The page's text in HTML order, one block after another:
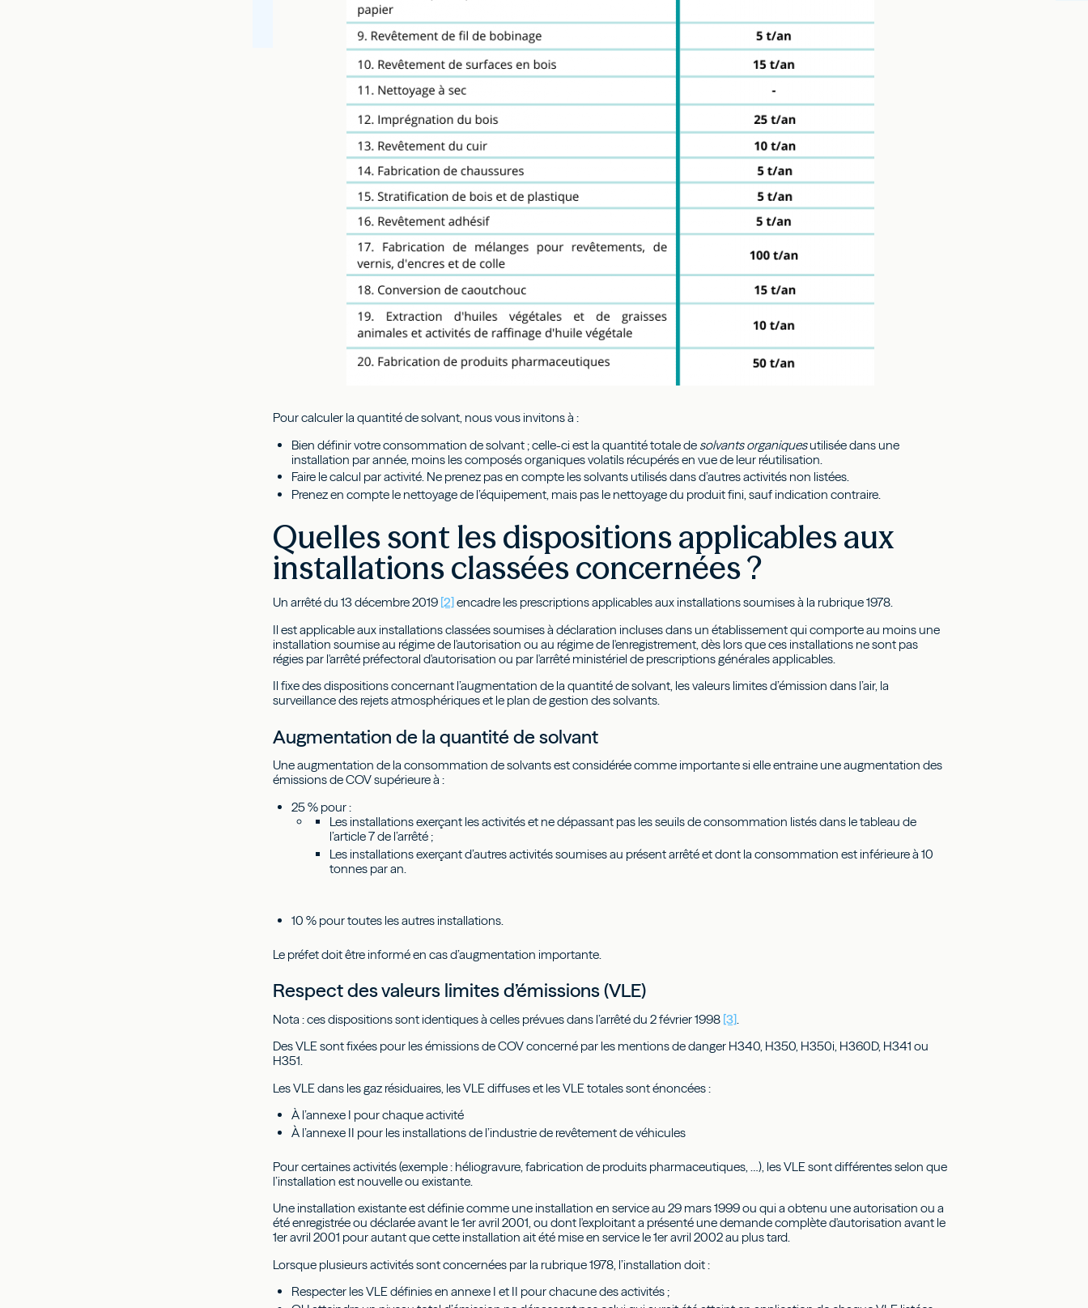
Pour calculer la quantité de solvant, nous vous invitons à :
Bien définir votre consommation de solvant ; celle-ci est la quantité totale de solvants organiquesutilisée dans une
installation par année, moins les composés organiques volatils récupérés en vue de leur réutilisation.
Faire le calcul par activité. Ne prenez pas en compte les solvants utilisés dans d’autres activités non listées.
Prenez en compte le nettoyage de l’équipement, mais pas le nettoyage du produit fini, sauf indication contraire.
Quelles sont les dispositions applicables aux
installations classées concernées ?
Un arrêté du 13 décembre 2019 [2] encadre les prescriptions applicables aux installations soumises à la rubrique 1978.
Il est applicable aux installations classées soumises à déclaration incluses dans un établissement qui comporte au moins une
installation soumise au régime de l'autorisation ou au régime de l'enregistrement, dès lors que ces installations ne sont pas
régies par l'arrêté préfectoral d'autorisation ou par l'arrêté ministériel de prescriptions générales applicables.
Il fixe des dispositions concernant l’augmentation de la quantité de solvant, les valeurs limites d’émission dans l’air, la
surveillance des rejets atmosphériques et le plan de gestion des solvants.
Augmentation de la quantité de solvant
Une augmentation de la consommation de solvants est considérée comme importante si elle entraine une augmentation des
émissions de COV supérieure à :
25 % pour :
Les installations exerçant les activités et ne dépassant pas les seuils de consommation listés dans le tableau de
l’article 7 de l’arrêté ;
Les installations exerçant d’autres activités soumises au présent arrêté et dont la consommation est inférieure à 10
tonnes par an.
10 % pour toutes les autres installations.
Le préfet doit être informé en cas d’augmentation importante.
Respect des valeurs limites d’émissions (VLE)
Nota : ces dispositions sont identiques à celles prévues dans l’arrêté du 2 février 1998 [3]
Des VLE sont fixées pour les émissions de COV concerné par les mentions de danger H340, H350, H350i, H360D, H341 ou
H351.
Les VLE dans les gaz résiduaires, les VLE diffuses et les VLE totales sont énoncées :
À l’annexe I pour chaque activité
À l’annexe II pour les installations de l’industrie de revêtement de véhicules
Pour certaines activités (exemple : héliogravure, fabrication de produits pharmaceutiques, …), les VLE sont différentes selon que
l’installation est nouvelle ou existante.
Une installation existante est définie comme une installation en service au 29 mars 1999 ou qui a obtenu une autorisation ou a
été enregistrée ou déclarée avant le 1er avril 2001, ou dont l'exploitant a présenté une demande complète d'autorisation avant le
1er avril 2001 pour autant que cette installation ait été mise en service le 1er avril 2002 au plus tard.
Lorsque plusieurs activités sont concernées par la rubrique 1978, l’installation doit :
Respecter les VLE définies en annexe I et II pour chacune des activités ;